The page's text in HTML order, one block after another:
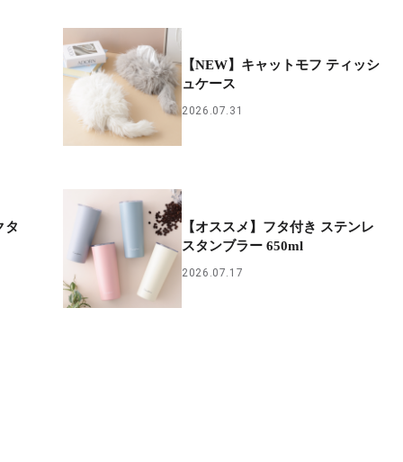
【NEW】キャットモフ ティッシ
ュケース
2026.07.31
タ
【オススメ】フタ付き ステンレ
スタンブラー 650ml
2026.07.17